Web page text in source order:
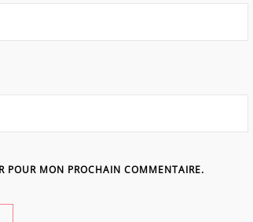
POUR MON PROCHAIN COMMENTAIRE.